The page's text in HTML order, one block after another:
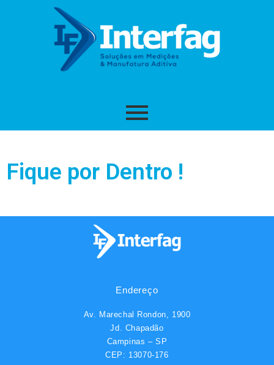
Fique por Dentro !
Endereço
Av. Marechal Rondon, 1900
Jd. Chapadão
Campinas – SP
CEP: 13070-176